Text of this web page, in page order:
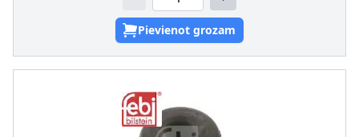
Pievienot grozam